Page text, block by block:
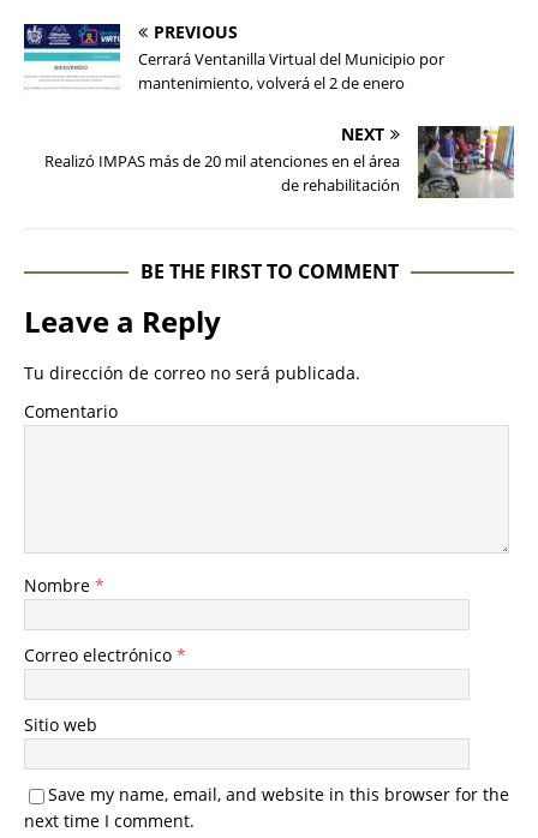
PREVIOUS
Cerrará Ventanilla Virtual del Municipio por
mantenimiento, volverá el 2 de enero
NEXT
Realizó IMPAS más de 20 mil atenciones en el área
de rehabilitación
BE THE FIRST TO COMMENT
Leave a Reply
Tu dirección de correo no será publicada.
Comentario
Nombre *
Correo electrónico *
Sitio web
Save my name, email, and website in this browser for the
next time I comment.